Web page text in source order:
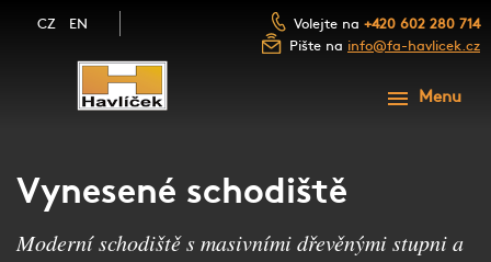
SCHODY A SCHODIŠTĚ
CZ EN Volejte na +420 602 280 714
Pište na info@fa-havlicek.cz
Menu
PRODUKTY
FOTOGALERIE
NAŠE FIRMA
Vynesené schodiště
Moderní schodiště s masivními dřevěnými stupni a